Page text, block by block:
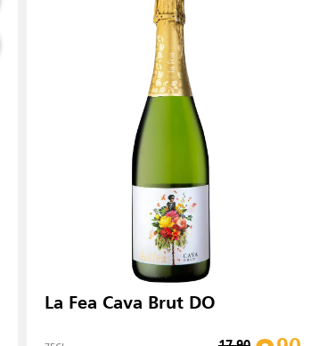
La Fea Cava Brut DO